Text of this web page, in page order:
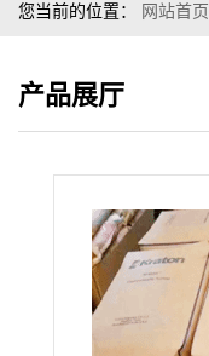
您当前的位置： 网站首页
产品展厅